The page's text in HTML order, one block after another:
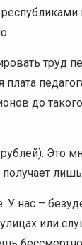
труд
до
Это
нас –
или